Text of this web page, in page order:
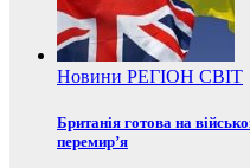
Новини РЕГІОН СВІТ
Британія готова на
перемир’я